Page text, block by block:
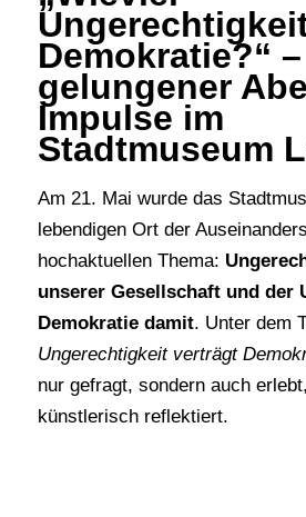
Demokratie?“
gelungener
Impulse im
Stadtmuseum
Am 21. Mai wurde das
lebendigen Ort der
hochaktuellen Thema:
unserer Gesellschaft und der
Demokratie damit. Unter dem
Ungerechtigkeit verträgt
nur gefragt, sondern auch
künstlerisch reflektiert.